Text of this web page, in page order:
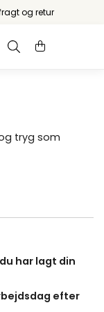
og retur
tryg som
har lagt din
efter